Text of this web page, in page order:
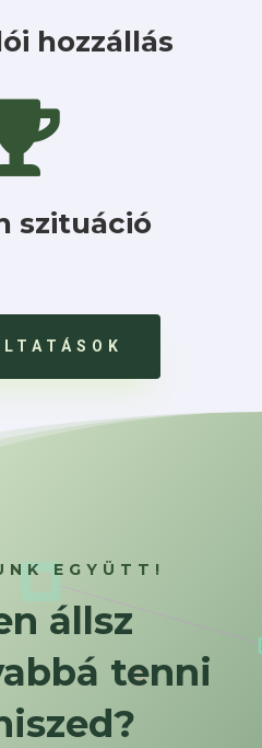
hozzállás
szituáció
EGYÜTT!
állsz
tenni